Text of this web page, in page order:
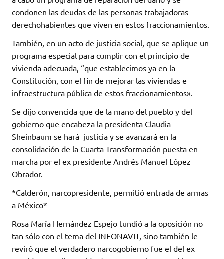
condonen las deudas de las personas trabajadoras
derechohabientes que viven en estos fraccionamientos.
También, en un acto de justicia social, que se aplique un
programa especial para cumplir con el principio de
vivienda adecuada, “que establecimos ya en la
Constitución, con el fin de mejorar las viviendas e
infraestructura pública de estos fraccionamientos».
Se dijo convencida que de la mano del pueblo y del
gobierno que encabeza la presidenta Claudia
Sheinbaum se hará justicia y se avanzará en la
consolidación de la Cuarta Transformación puesta en
marcha por el ex presidente Andrés Manuel López
Obrador.
*Calderón, narcopresidente, permitió entrada de armas
a México*
Rosa María Hernández Espejo tundió a la oposición no
tan sólo con el tema del INFONAVIT, sino también le
reviró que el verdadero narcogobierno fue el del ex